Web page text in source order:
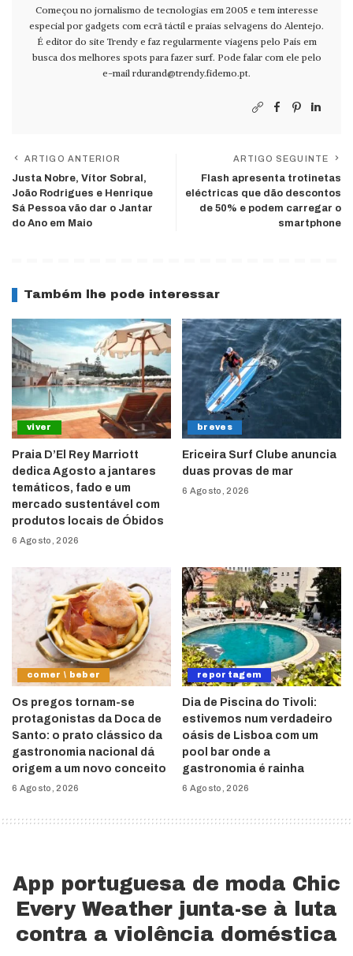
Começou no jornalismo de tecnologias em 2005 e tem interesse
especial por gadgets com ecrã táctil e praias selvagens do Alentejo.
É editor do site Trendy e faz regularmente viagens pelo País em
busca dos melhores spots para fazer surf. Pode falar com ele pelo
e-mail rdurand@trendy.fidemo.pt.
ARTIGO ANTERIOR
Justa Nobre, Vítor Sobral,
João Rodrigues e Henrique
Sá Pessoa vão dar o Jantar
do Ano em Maio
ARTIGO SEGUINTE
Flash apresenta trotinetas
eléctricas que dão descontos
de 50% e podem carregar o
smartphone
Também lhe pode interessar
viver
Praia D’El Rey Marriott
dedica Agosto a jantares
temáticos, fado e um
mercado sustentável com
produtos locais de Óbidos
6 Agosto, 2026
breves
Ericeira Surf Clube anuncia
duas provas de mar
6 Agosto, 2026
comer \ beber
Os pregos tornam-se
protagonistas da Doca de
Santo: o prato clássico da
gastronomia nacional dá
origem a um novo conceito
6 Agosto, 2026
reportagem
Dia de Piscina do Tivoli:
estivemos num verdadeiro
oásis de Lisboa com um
pool bar onde a
gastronomia é rainha
6 Agosto, 2026
App portuguesa de moda Chic
Every Weather junta-se à luta
contra a violência doméstica